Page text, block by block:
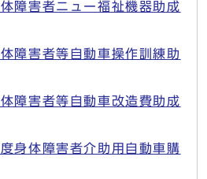
障害者ニュー福祉機器助成
障害者等自動車操作訓練助
障害者等自動車改造費助成
身体障害者介助用自動車購